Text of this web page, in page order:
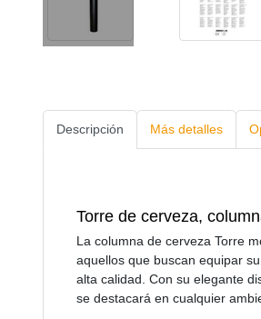
Descripción Más detalles
Torre de cerveza,
La columna de cerveza Torre
aquellos que buscan equipar
alta calidad. Con su elegante
se destacará en cualquier